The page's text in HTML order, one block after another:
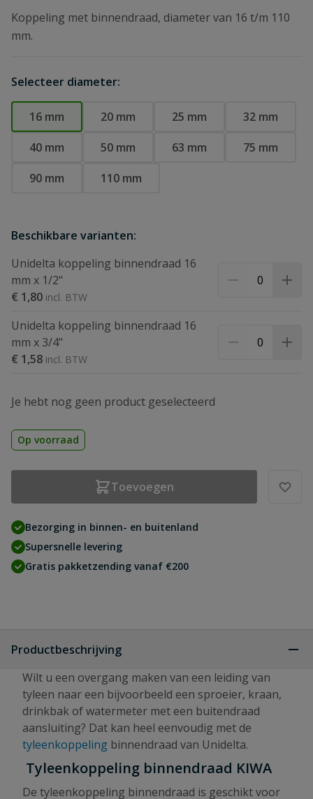
Koppeling met binnendraad, diameter van 16 t/m 110
mm.
Selecteer diameter:
16 mm 20 mm 25 mm
32 mm
40 mm
50 mm 63 mm
75 mm
90 mm
110 mm
Beschikbare varianten:
Unidelta koppeling binnendraad 16
mm x 1/2"
€ 1,80
Unidelta koppeling binnendraad 16
mm x 3/4"
€ 1,58
Je hebt nog geen product geselecteerd
Op voorraad
Toevoegen
Bezorging in binnen- en buitenland
Supersnelle levering
Gratis pakketzending vanaf €200
Productbeschrijving
Wilt u een overgang maken van een leiding van
tyleen naar een bijvoorbeeld een sproeier, kraan,
drinkbak of watermeter met een buitendraad
aansluiting? Dat kan heel eenvoudig met de
tyleenkoppeling binnendraad van Unidelta.
Tyleenkoppeling binnendraad KIWA
De tyleenkoppeling binnendraad is geschikt voor